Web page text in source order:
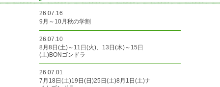
What's New
26.07.16
9月～10月秋の学割
26.07.10
8月8日(土)～11日(火)、13日(木)～15日
(土)BONゴンドラ
26.07.01
7月18日(土)19日(日)25日(土)8月1日(土)ナ